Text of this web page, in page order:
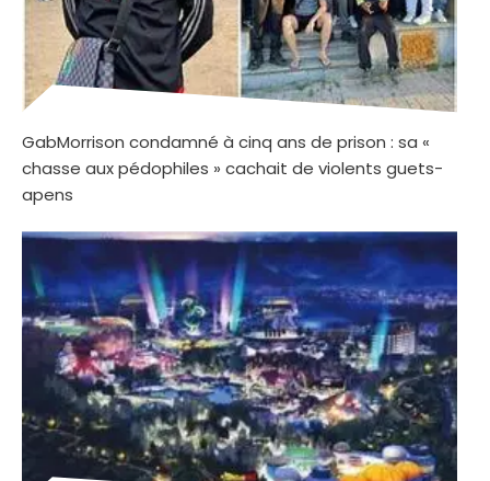
GabMorrison condamné à cinq ans de prison : sa «
chasse aux pédophiles » cachait de violents guets-
apens